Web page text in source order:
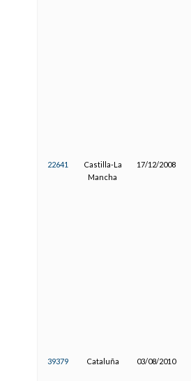
22641
Castilla-La
Mancha
17/12/2008
39379 Cataluña 03/08/2010